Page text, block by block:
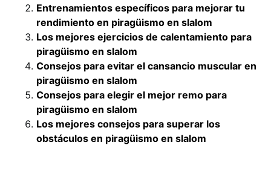
Entrenamientos específicos para mejorar tu
rendimiento en piragüismo en slalom
Los mejores ejercicios de calentamiento para
piragüismo en slalom
Consejos para evitar el cansancio muscular en
piragüismo en slalom
Consejos para elegir el mejor remo para
piragüismo en slalom
Los mejores consejos para superar los
obstáculos en piragüismo en slalom